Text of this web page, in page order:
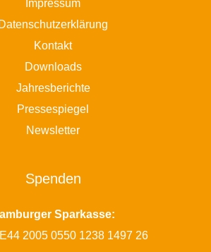
Impressum
Kontakt
Downloads
Jahresberichte
Pressespiegel
Newsletter
Spenden
Sparkasse:
2005 0550 1238 1497 26